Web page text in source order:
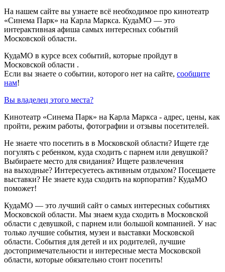
На нашем сайте вы узнаете всё необходимое про кинотеатр
«Синема Парк» на Карла Маркса. КудаМО — это
интерактивная афиша самых интересных событий
Московской области.
КудаМО в курсе всех событий, которые пройдут в
Московской области .
Если вы знаете о событии, которого нет на сайте, сообщите
нам!
Вы владелец этого места?
Кинотеатр «Синема Парк» на Карла Маркса - адрес, цены, как
пройти, режим работы, фотографии и отзывы посетителей.
Не знаете что посетить в в Московской области? Ищете где
погулять с ребенком, куда сходить с парнем или девушкой?
Выбираете место для свидания? Ищете развлечения
на выходные? Интересуетесь активным отдыхом? Посещаете
выставки? Не знаете куда сходить на корпоратив? КудаМО
поможет!
КудаМО — это лучший сайт о самых интересных событиях
Московской области. Мы знаем куда сходить в Московской
области с девушкой, с парнем или большой компанией. У нас
только лучшие события, музеи и выставки Московской
области. События для детей и их родителей, лучшие
достопримечательности и интересные места Московской
области, которые обязательно стоит посетить!